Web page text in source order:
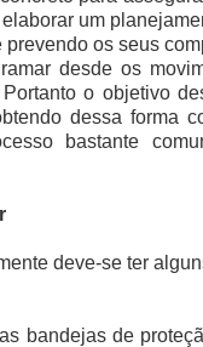
um
os seus
desde os
o objetivo
dessa forma
bastante
deve-se ter
bandejas de